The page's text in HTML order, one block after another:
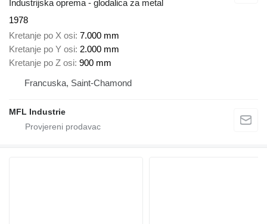
Industrijska oprema - glodalica za metal
1978
Kretanje po X osi 7.000 mm
Kretanje po Y osi 2.000 mm
Kretanje po Z osi 900 mm
Francuska, Saint-Chamond
MFL Industrie